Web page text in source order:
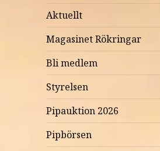
Aktuellt
Magasinet Rökringar
Bli medlem
Styrelsen
Pipauktion 2026
Pipbörsen